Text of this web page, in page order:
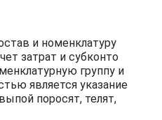
и номенклатуру
затрат и субконто
группу и
является указание
поросят, телят,